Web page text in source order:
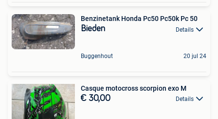
Benzinetank Honda Pc50 Pc50k Pc 50
Bieden Details
Buggenhout 20 jul 24
Casque motocross scorpion exo M
€ 30,00 Details